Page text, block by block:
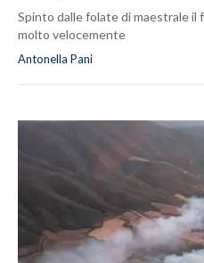
Spinto dalle folate di maestrale il
molto velocemente
Antonella Pani